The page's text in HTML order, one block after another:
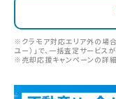
※クラモア対応エリア外の場
ユー）」で、一括査定サービス
※売却応援キャンペーンの詳